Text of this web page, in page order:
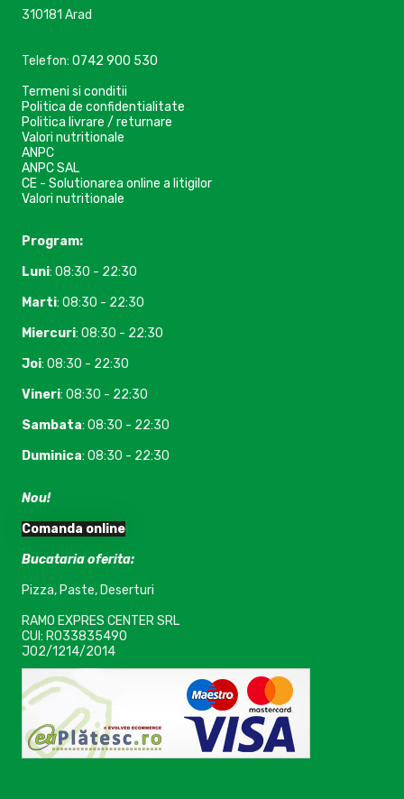
310181 Arad
Telefon:0742 900 530
Termeni si conditii
Politica de confidentialitate
Politica livrare / returnare
Valori nutritionale
ANPC
ANPC SAL
CE - Solutionarea online a litigilor
Valori nutritionale
Program:
Luni: 08:30 - 22:30
Marti: 08:30 - 22:30
Miercuri: 08:30 - 22:30
Joi: 08:30 - 22:30
Vineri: 08:30 - 22:30
Sambata: 08:30 - 22:30
Duminica: 08:30 - 22:30
Nou!
Comanda online
Bucataria oferita:
Pizza, Paste, Deserturi
RAMO EXPRES CENTER SRL
CUI: RO33835490
J02/1214/2014